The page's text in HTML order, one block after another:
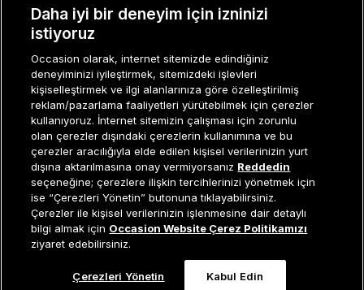
Tükendi
Müşteri İlişkileri0 850 800 01 20
KADIN KATEGORILER
GRUP MARKALAR
ERKEK KATEGORILER
Occasion bir EREN PERAKENDE markasıdır. © Eren Holding
Daha iyi bir deneyim için izninizi
istiyoruz
Occasion olarak, internet sitemizde edindiğiniz
deneyiminizi iyileştirmek, sitemizdeki işlevleri
kişiselleştirmek ve ilgi alanlarınıza göre özelleştirilmiş
reklam/pazarlama faaliyetleri yürütebilmek için çerezler
kullanıyoruz. İnternet sitemizin çalışması için zorunlu
olan çerezler dışındaki çerezlerin kullanımına ve bu
çerezler aracılığıyla elde edilen kişisel verilerinizin yurt
dışına aktarılmasına onay vermiyorsanız Reddedin
seçeneğine; çerezlere ilişkin tercihlerinizi yönetmek için
ise “Çerezleri Yönetin” butonuna tıklayabilirsiniz.
Çerezler ile kişisel verilerinizin işlenmesine dair detaylı
bilgi almak için Occasion Website Çerez Politikamızı
ziyaret edebilirsiniz.
Çerezleri Yönetin Kabul Edin